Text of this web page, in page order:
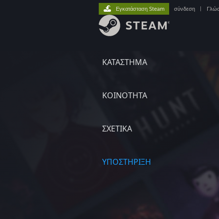
ΚΑΤΑΣΤΗΜΑ
ΚΟΙΝΟΤΗΤΑ
ΣΧΕΤΙΚΆ
ΥΠΟΣΤΗΡΙΞΗ
Εγκατάσταση Steam σύνδεση